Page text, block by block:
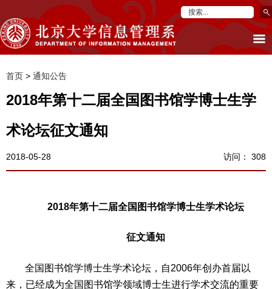
首页 > 通知公告
2018年第十二届全国图书馆学博士生学
术论坛征文通知
2018-05-28 访问： 308
2018年第十二届全国图书馆学博士生学术论坛
征文通知
全国图书馆学博士生学术论坛，自2006年创办首届以
来，已经成为全国图书馆学领域博士生进行学术交流的重要